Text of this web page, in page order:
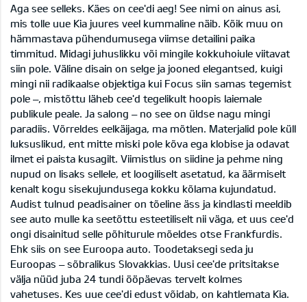
Aga see selleks. Käes on cee'di aeg! See nimi on ainus asi,
mis tolle uue Kia juures veel kummaline näib. Kõik muu on
hämmastava pühendumusega viimse detailini paika
timmitud. Midagi juhuslikku või mingile kokkuhoiule viitavat
siin pole. Väline disain on selge ja jooned elegantsed, kuigi
mingi nii radikaalse objektiga kui Focus siin samas tegemist
pole –, mistõttu läheb cee'd tegelikult hoopis laiemale
publikule peale. Ja salong – no see on üldse nagu mingi
paradiis. Võrreldes eelkäijaga, ma mõtlen. Materjalid pole küll
luksuslikud, ent mitte miski pole kõva ega klobise ja odavat
ilmet ei paista kusagilt. Viimistlus on siidine ja pehme ning
nupud on lisaks sellele, et loogiliselt asetatud, ka äärmiselt
kenalt kogu sisekujundusega kokku kõlama kujundatud.
Audist tulnud peadisainer on tõeline äss ja kindlasti meeldib
see auto mulle ka seetõttu esteetiliselt nii väga, et uus cee'd
ongi disainitud selle põhiturule mõeldes otse Frankfurdis.
Ehk siis on see Euroopa auto. Toodetaksegi seda ju
Euroopas – sõbralikus Slovakkias. Uusi cee'de pritsitakse
välja nüüd juba 24 tundi ööpäevas tervelt kolmes
vahetuses. Kes uue cee'di edust võidab, on kahtlemata Kia.